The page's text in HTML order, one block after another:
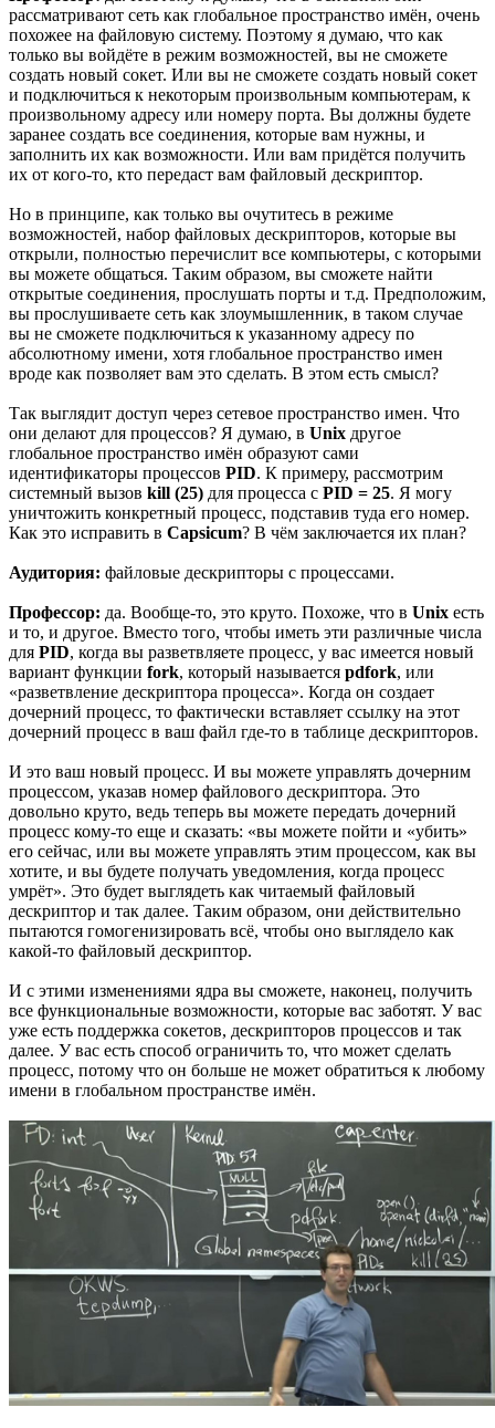
рассматривают сеть как глобальное пространство имён, очень
похожее на файловую систему. Поэтому я думаю, что как
только вы войдёте в режим возможностей, вы не сможете
создать новый сокет. Или вы не сможете создать новый сокет
и подключиться к некоторым произвольным компьютерам, к
произвольному адресу или номеру порта. Вы должны будете
заранее создать все соединения, которые вам нужны, и
заполнить их как возможности. Или вам придётся получить
их от кого-то, кто передаст вам файловый дескриптор.
Но в принципе, как только вы очутитесь в режиме
возможностей, набор файловых дескрипторов, которые вы
открыли, полностью перечислит все компьютеры, с которыми
вы можете общаться. Таким образом, вы сможете найти
открытые соединения, прослушать порты и т.д. Предположим,
вы прослушиваете сеть как злоумышленник, в таком случае
вы не сможете подключиться к указанному адресу по
абсолютному имени, хотя глобальное пространство имен
вроде как позволяет вам это сделать. В этом есть смысл?
Так выглядит доступ через сетевое пространство имен. Что
они делают для процессов? Я думаю, в Unix другое
глобальное пространство имён образуют сами
идентификаторы процессов PID. К примеру, рассмотрим
системный вызов kill (25) для процесса с PID = 25. Я могу
уничтожить конкретный процесс, подставив туда его номер.
Как это исправить в Capsicum? В чём заключается их план?
Аудитория: файловые дескрипторы с процессами.
Профессор: да. Вообще-то, это круто. Похоже, что в Unix есть
и то, и другое. Вместо того, чтобы иметь эти различные числа
для PID, когда вы разветвляете процесс, у вас имеется новый
вариант функции fork, который называется pdfork, или
«разветвление дескриптора процесса». Когда он создает
дочерний процесс, то фактически вставляет ссылку на этот
дочерний процесс в ваш файл где-то в таблице дескрипторов.
И это ваш новый процесс. И вы можете управлять дочерним
процессом, указав номер файлового дескриптора. Это
довольно круто, ведь теперь вы можете передать дочерний
процесс кому-то еще и сказать: «вы можете пойти и «убить»
его сейчас, или вы можете управлять этим процессом, как вы
хотите, и вы будете получать уведомления, когда процесс
умрёт». Это будет выглядеть как читаемый файловый
дескриптор и так далее. Таким образом, они действительно
пытаются гомогенизировать всё, чтобы оно выглядело как
какой-то файловый дескриптор.
И с этими изменениями ядра вы сможете, наконец, получить
все функциональные возможности, которые вас заботят. У вас
уже есть поддержка сокетов, дескрипторов процессов и так
далее. У вас есть способ ограничить то, что может сделать
процесс, потому что он больше не может обратиться к любому
имени в глобальном пространстве имён.